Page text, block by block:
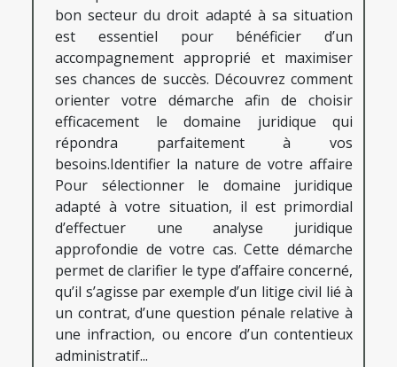
bon secteur du droit adapté à sa situation
est essentiel pour bénéficier d’un
accompagnement approprié et maximiser
ses chances de succès. Découvrez comment
orienter votre démarche afin de choisir
efficacement le domaine juridique qui
répondra parfaitement à vos
besoins.Identifier la nature de votre affaire
Pour sélectionner le domaine juridique
adapté à votre situation, il est primordial
d’effectuer une analyse juridique
approfondie de votre cas. Cette démarche
permet de clarifier le type d’affaire concerné,
qu’il s’agisse par exemple d’un litige civil lié à
un contrat, d’une question pénale relative à
une infraction, ou encore d’un contentieux
administratif...